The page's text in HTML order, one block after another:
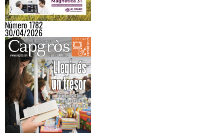
Número 1782
30/04/2026